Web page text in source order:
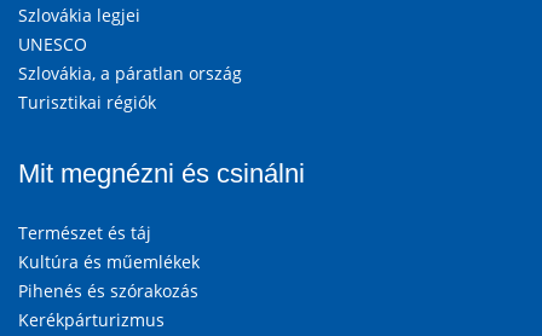
Szlovákia legjei
UNESCO
Szlovákia, a páratlan ország
Turisztikai régiók
Mit megnézni és csinálni
Természet és táj
Kultúra és műemlékek
Pihenés és szórakozás
Kerékpárturizmus